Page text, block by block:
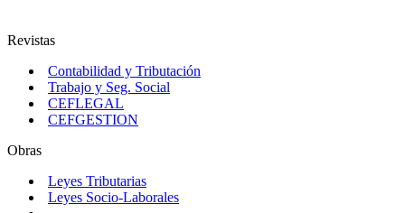
Revistas
Contabilidad y Tributación
Trabajo y Seg. Social
CEFLEGAL
CEFGESTION
Obras
Leyes Tributarias
Leyes Socio-Laborales